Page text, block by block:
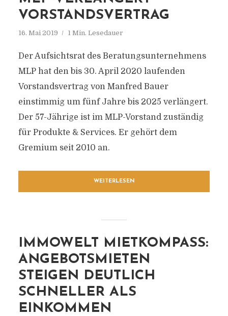
VORSTANDSVERTRAG
16. Mai 2019 1 Min. Lesedauer
Der Aufsichtsrat des Beratungsunternehmens
MLP hat den bis 30. April 2020 laufenden
Vorstandsvertrag von Manfred Bauer
einstimmig um fünf Jahre bis 2025 verlängert.
Der 57-Jährige ist im MLP-Vorstand zuständig
für Produkte & Services. Er gehört dem
Gremium seit 2010 an.
WEITERLESEN
IMMOWELT MIETKOMPASS:
ANGEBOTSMIETEN
STEIGEN DEUTLICH
SCHNELLER ALS
EINKOMMEN